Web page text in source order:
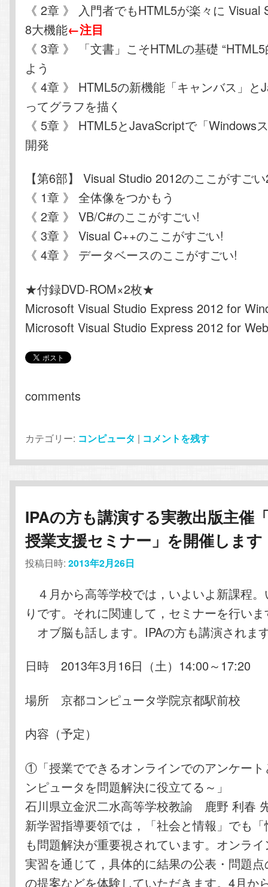
《 2章 》 入門者でもHTML5が楽々に Visual
8大機能←注目
《 3章 》 「文書」こそHTMLの基礎
よう
《 4章 》 HTML5の新機能「キャンバス」と
ってグラフを描く
《 5章 》 HTML5とJavaScriptで「Windows
開発
【第6部】 Visual Studio 2012のここがすご
《 1章 》 全体像をつかもう
《 2章 》 VB/C#のここがすごい!
《 3章 》 Visual C++のここがすごい!
《 4章 》 データベースのここがすごい!
★付録DVD-ROM×2枚★
Microsoft Visual Studio Express 2012 for
Microsoft Visual Studio Express 2012 for
comments
カテゴリー: コンピュータ | コメントを残す
IPAの方も講演する実教出版主催
授業支援セミナー」を開催します
投稿日時:2013年2月26日
４月から高等学校では，いよいよ新課程
りです。それに関連して，セミナーを行い
オブ脳も話します。IPAの方も講演されま
日時 2013年3月16日（土）14:00～17:20
場所 京都コンピュータ学院京都駅前校
内容（予定）
①「授業でできるオンラインでのアンケー
ンピュータを問題解決に役立てる～」
石川県立金沢二水高等学校教諭 鹿野 利春
新学習指導要領では，「社会と情報」でも
も問題解決が重要視されています。オンラ
実習を通じて，具体的に結果の公表・問題
の提案などを体験していただきます。4月か